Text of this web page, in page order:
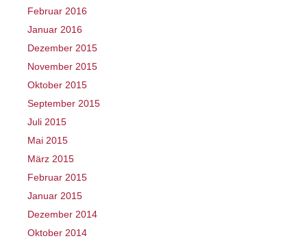
Februar 2016
Januar 2016
Dezember 2015
November 2015
Oktober 2015
September 2015
Juli 2015
Mai 2015
März 2015
Februar 2015
Januar 2015
Dezember 2014
Oktober 2014